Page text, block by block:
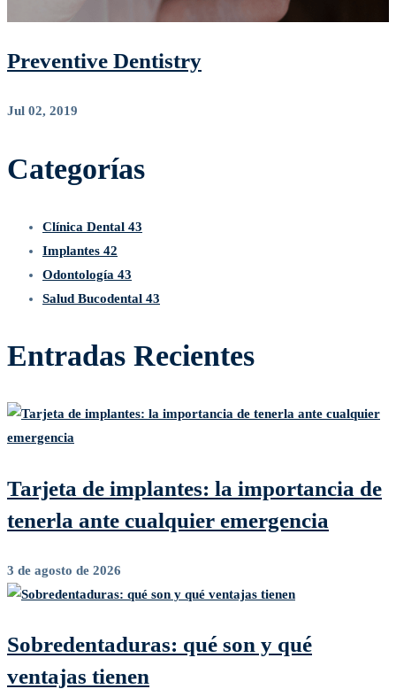
Preventive Dentistry
Jul 02, 2019
Categorías
Clínica Dental 43
Implantes 42
Odontología 43
Salud Bucodental 43
Entradas Recientes
Tarjeta de implantes: la importancia de
tenerla ante cualquier emergencia
3 de agosto de 2026
Sobredentaduras: qué son y qué
ventajas tienen